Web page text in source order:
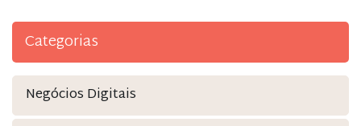
Categorias
Negócios Digitais